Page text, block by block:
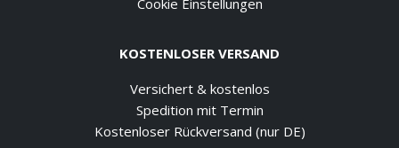
Cookie Einstellungen
KOSTENLOSER VERSAND
Versichert & kostenlos
Spedition mit Termin
Kostenloser Rückversand (nur DE)